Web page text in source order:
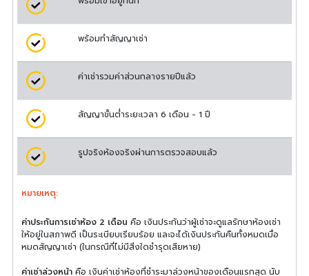
พร้อมทำสัญญาเช่า
ค่าเช่ารวมค่าส่วนกลางรายปีแล้ว
สัญญาขั้นต่ำระยะเวลา 6 เดือน - 1 ปี
รูปจริงห้องจริงผ่านการตรวจสอบแล้ว
หมายเหตุ:
ค่าประกันการเช่าห้อง 2 เดือน คือ เงินประกันว่าผู้เช่าจะดูแลรักษาห้องเช่า
ให้อยู่ในสภาพดี เป็นระเบียบเรียบร้อย และจะได้เงินประกันคืนทั้งหมดเมื่อ
หมดสัญญาเช่า (ในกรณีที่ไม่มีสิ่งใดชำรุดเสียหาย)
ค่าเช่าล่วงหน้า คือ เงินค่าเช่าห้องที่ชำระมาล่วงหน้าของเดือนแรกสุด นับ